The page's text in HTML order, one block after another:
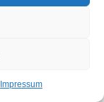
Impressum